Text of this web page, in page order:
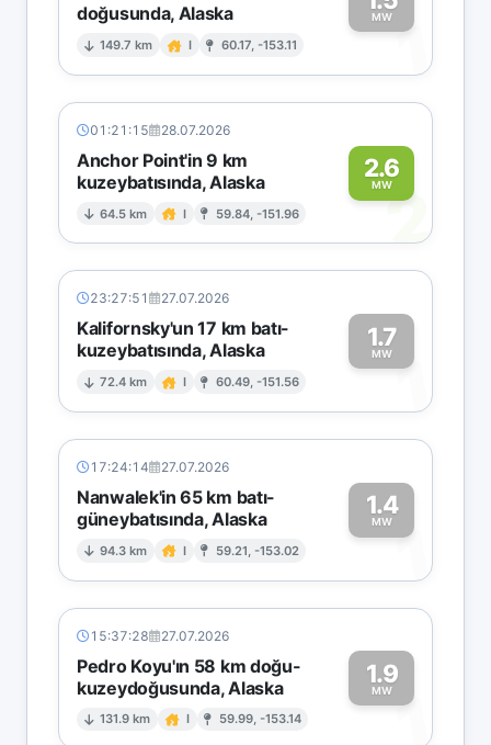
doğusunda, Alaska
149.7 km I 60.17, -153.11
MW1
01:21:15 28.07.2026
Anchor Point'in 9 km
kuzeybatısında, Alaska
64.5 km I 59.84, -151.96
2.6
MW2
23:27:51 27.07.2026
Kalifornsky'un 17 km batı-
kuzeybatısında, Alaska
72.4 km I 60.49, -151.56
1.7
MW1
17:24:14 27.07.2026
Nanwalek'in 65 km batı-
güneybatısında, Alaska
94.3 km I 59.21, -153.02
1.4
MW1
15:37:28 27.07.2026
Pedro Koyu'ın 58 km doğu-
kuzeydoğusunda, Alaska
131.9 km I 59.99, -153.14
1.9
MW1